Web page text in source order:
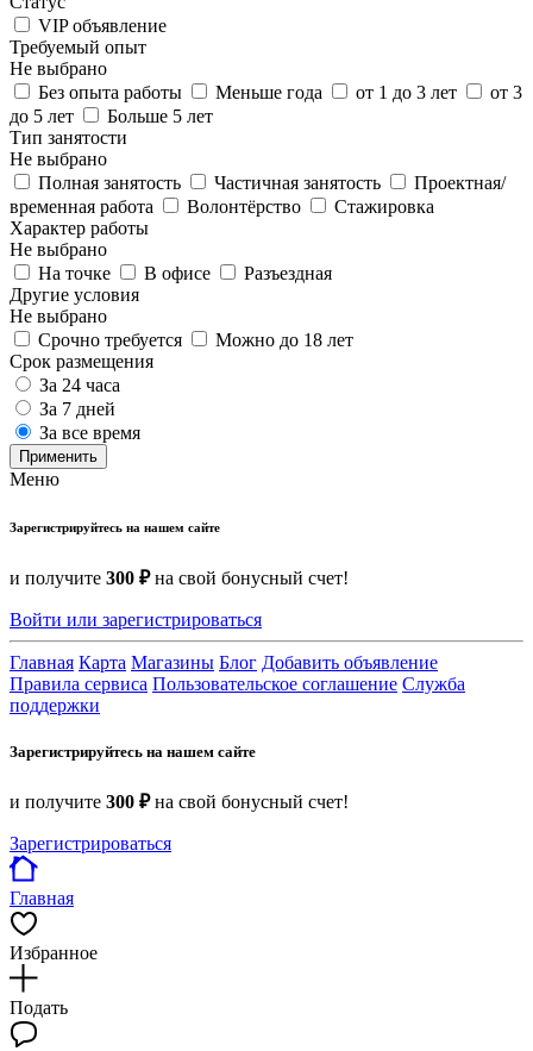
VIP объявление
Требуемый опыт
Не выбрано
Без опыта работы
Меньше года от 1 до 3 лет
от 3
до 5 лет
Больше 5 лет
Тип занятости
Не выбрано
Полная занятость
Частичная занятость
Проектная/
временная работа
Волонтёрство
Стажировка
Характер работы
Не выбрано
На точке
В офисе
Разъездная
Другие условия
Не выбрано
Срочно требуется
Можно до 18 лет
Срок размещения
За 24 часа
За 7 дней
За все время
Применить
Меню
Зарегистрируйтесь на нашем сайте
и получите 300 ₽на свой бонусный счет!
Войти или зарегистрироваться
Главная Карта Магазины Блог Добавить объявление
Правила сервиса Пользовательское соглашение Служба
поддержки
Зарегистрируйтесь на нашем сайте
и получите 300 ₽на свой бонусный счет!
Зарегистрироваться
Главная
Избранное
Подать